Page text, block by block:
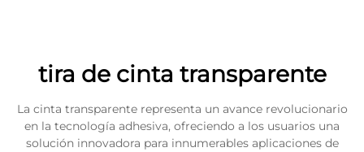
tira de cinta transparente
La cinta transparente representa un avance revolucionario
en la tecnología adhesiva, ofreciendo a los usuarios una
solución innovadora para innumerables aplicaciones de